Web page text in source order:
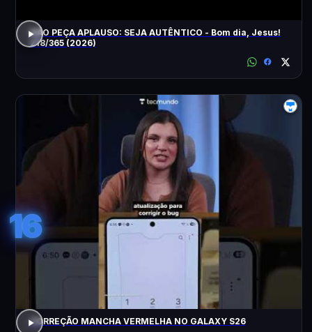
NÃO PEÇA APLAUSO: SEJA AUTÊNTICO - Bom dia, Jesus!
218/365 (2026)
16
CORREÇÃO MANCHA VERMELHA NO GALAXY S26